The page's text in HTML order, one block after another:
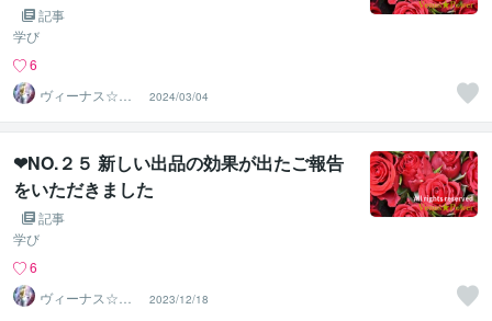
記事
学び
6
ヴィーナス☆パ
ワー
2024/03/04
❤NO.２５ 新しい出品の効果が出たご報告
をいただきました
記事
学び
6
ヴィーナス☆パ
ワー
2023/12/18